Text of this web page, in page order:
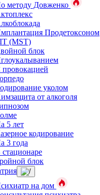
методу Довженко
Продетоксоном
(MST)
блок
уколом
от алкоголя
5 лет
кодирование
3 года
блок
на дом